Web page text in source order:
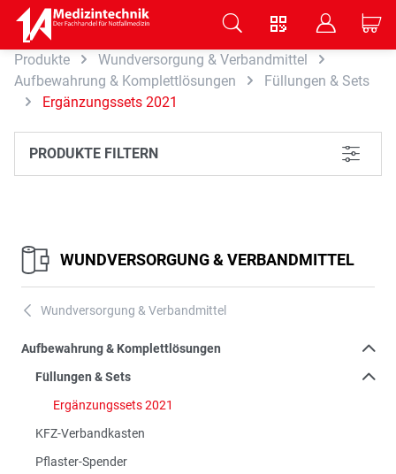
Zum Hauptinhalt springen
V B C
Produkte
Wundversorgung & Verbandmittel
Aufbewahrung & Komplettlösungen
Füllungen & Sets
Ergänzungssets 2021
PRODUKTE FILTERN L
WUNDVERSORGUNG & VERBANDMITTEL
A Wundversorgung & Verbandmittel
Aufbewahrung & Komplettlösungen
Füllungen & Sets
Ergänzungssets 2021
KFZ-Verbandkasten
Pflaster-Spender